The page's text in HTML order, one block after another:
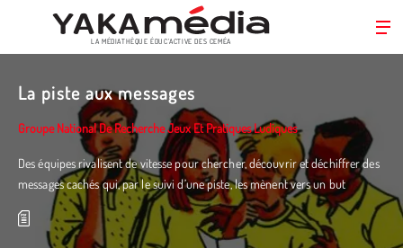
contenu
principal
LA MÉDIATHÈQUE ÉDUC’ACTIVE DES CEMÉA
La piste aux messages
Groupe National De Recherche Jeux Et Pratiques Ludiques
Des équipes rivalisent de vitesse pour chercher, découvrir et déchiffrer des
messages cachés qui, par le suivi d’une piste, les mènent vers un but